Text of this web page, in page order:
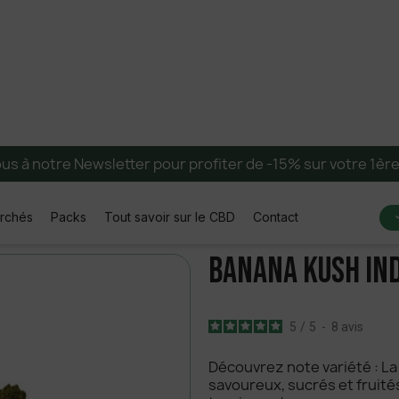
à notre Newsletter pour profiter de -15% sur votre
Packs Tout savoir sur le CBD Contact
Banana Kush
5 / 5 - 8 avis
Découvrez note variété :
savoureux, sucrés et